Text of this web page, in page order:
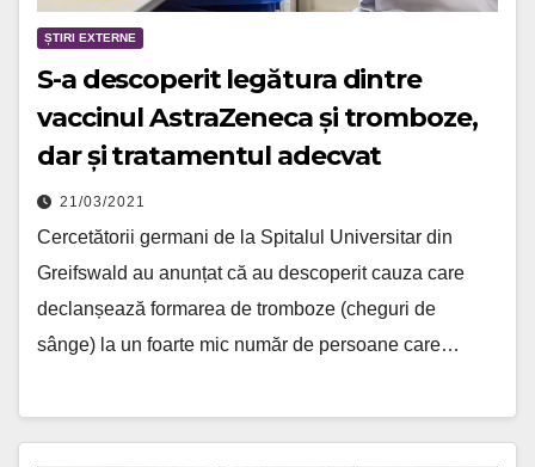
ȘTIRI EXTERNE
S-a descoperit legătura dintre
vaccinul AstraZeneca și tromboze,
dar și tratamentul adecvat
21/03/2021
Cercetătorii germani de la Spitalul Universitar din
Greifswald au anunțat că au descoperit cauza care
declanșează formarea de tromboze (cheguri de
sânge) la un foarte mic număr de persoane care…